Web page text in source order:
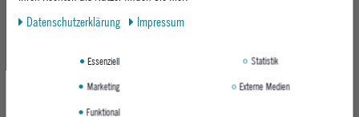
Neu
Daten­schutz­erklärung
Impressum
Essenziell
Statistik
Marketing
Externe Medien
Funktional